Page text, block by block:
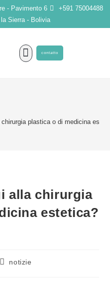
- Pavimento 6
+591 75004488
Sierra - Bolivia
contatto
plastica o di medicina
alla chirurgia
estetica?
notizie